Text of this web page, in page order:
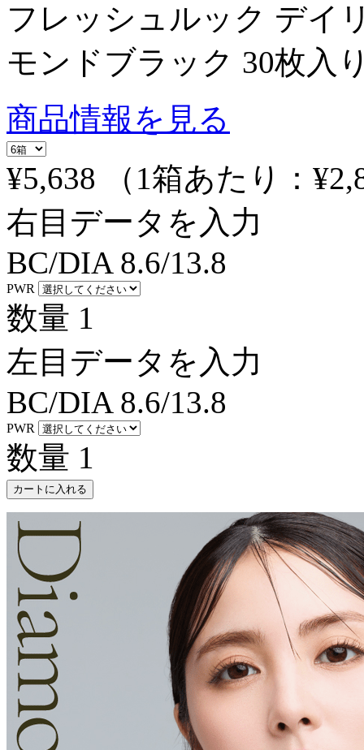
フレッシュルック デイ
モンドブラック 30枚入
商品情報を見る
¥5,638
（1箱あたり：
右目データを入力
BC/DIA 8.6/13.8
PWR
数量 1
左目データを入力
BC/DIA 8.6/13.8
PWR
数量 1
カートに入れる